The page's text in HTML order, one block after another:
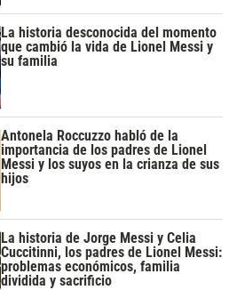
La historia desconocida del momento
que cambió la vida de Lionel Messi y
su familia
Antonela Roccuzzo habló de la
importancia de los padres de Lionel
Messi y los suyos en la crianza de sus
hijos
La historia de Jorge Messi y Celia
Cuccitinni, los padres de Lionel Messi:
problemas económicos, familia
dividida y sacrificio